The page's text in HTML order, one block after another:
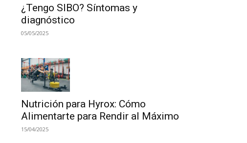
¿Tengo SIBO? Síntomas y
diagnóstico
05/05/2025
Nutrición para Hyrox: Cómo
Alimentarte para Rendir al Máximo
15/04/2025